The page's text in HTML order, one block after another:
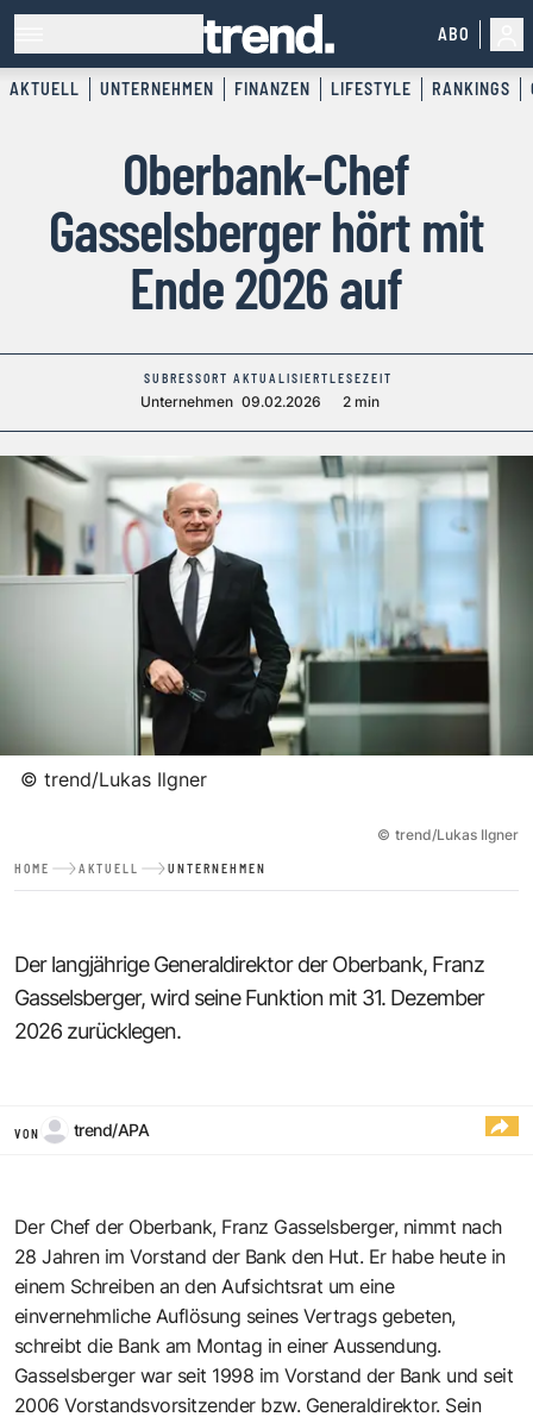
ABO
AKTUELL UNTERNEHMEN FINANZEN LIFESTYLE RANKINGS
Oberbank-Chef
Gasselsberger hört mit
Ende 2026 auf
SUBRESSORT
Unternehmen
AKTUALISIERT
09.02.2026
LESEZEIT
2 min
© trend/Lukas Ilgner
© trend/Lukas Ilgner
HOME AKTUELL UNTERNEHMEN
Der langjährige Generaldirektor der Oberbank, Franz
Gasselsberger, wird seine Funktion mit 31. Dezember
2026 zurücklegen.
VON trend/APA
Der Chef der Oberbank, Franz Gasselsberger, nimmt nach
28 Jahren im Vorstand der Bank den Hut. Er habe heute in
einem Schreiben an den Aufsichtsrat um eine
einvernehmliche Auflösung seines Vertrags gebeten,
schreibt die Bank am Montag in einer Aussendung.
Gasselsberger war seit 1998 im Vorstand der Bank und seit
2006 Vorstandsvorsitzender bzw. Generaldirektor. Sein